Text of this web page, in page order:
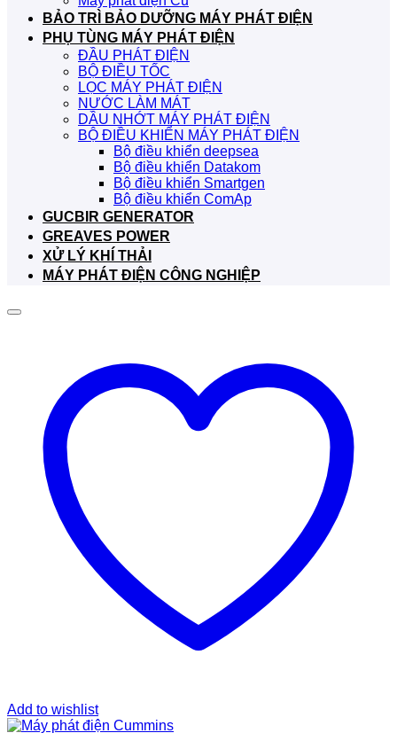
BẢO TRÌ BẢO DƯỠNG MÁY PHÁT ĐIỆN
PHỤ TÙNG MÁY PHÁT ĐIỆN
ĐẦU PHÁT ĐIỆN
BỘ ĐIỀU TỐC
LỌC MÁY PHÁT ĐIỆN
NƯỚC LÀM MÁT
DẦU NHỚT MÁY PHÁT ĐIỆN
BỘ ĐIỀU KHIỂN MÁY PHÁT ĐIỆN
Bộ điều khiển deepsea
Bộ điều khiển Datakom
Bộ điều khiển Smartgen
Bộ điều khiển ComAp
GUCBIR GENERATOR
GREAVES POWER
XỬ LÝ KHÍ THẢI
MÁY PHÁT ĐIỆN CÔNG NGHIỆP
Add to wishlist